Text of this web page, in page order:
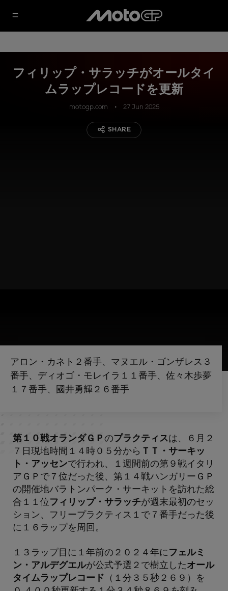
フィリップ・サラッチがオールタイ
ムラップレコードを更新
motogp.com 27 Jun 2025
SHARE
アロン・カネト２番手、マヌエル・ゴンザレス３
番手、ディオゴ・モレイラ１１番手、佐々木歩夢
１７番手、國井勇輝２６番手
第１０戦オランダＧＰ のプラクティスは、６月２
７日現地時間１４時０５分から ＴＴ・サーキッ
ト・アッセンで行われ、１週間前の第９戦イタリ
アＧＰで７位だった後、第１４戦ハンガリーＧＰ
の開催地バラトンパーク・サーキットを訪れた総
合１１位フィリップ・サラッチが週末最初のセッ
ション、フリープラクティス１で７番手だった後
に１６ラップを周回。
１３ラップ目に１年前の２０２４年に フェルミ
ン・アルデグエルが公式予選２で樹立したオール
タイムラップレコード
（１分３５秒２６９）を